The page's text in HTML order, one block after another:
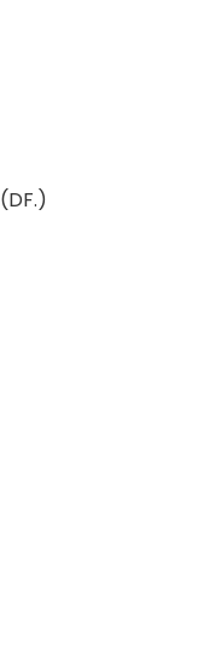
(DF.)